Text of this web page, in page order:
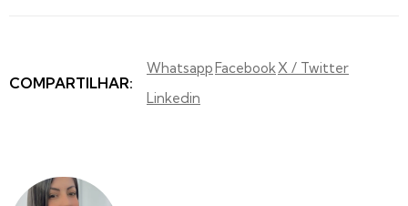
COMPARTILHAR:
WhatsappFacebook X / Twitter
Linkedin